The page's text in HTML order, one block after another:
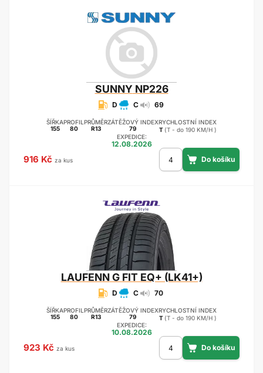
SUNNYNP226
D C 69
ŠÍŘKA
155
PROFIL
80
PRŮMĚR
R13
ZÁTĚŽOVÝ INDEX
79
RYCHLOSTNÍ INDEX
T (T - do 190 KM/H )
EXPEDICE:
12.08.2026
916 Kč za kus
LAUFENNG FIT EQ+ (LK41+)
D C 70
ŠÍŘKA
155
PROFIL
80
PRŮMĚR
R13
ZÁTĚŽOVÝ INDEX
79
RYCHLOSTNÍ INDEX
T (T - do 190 KM/H )
EXPEDICE:
10.08.2026
923 Kč za kus